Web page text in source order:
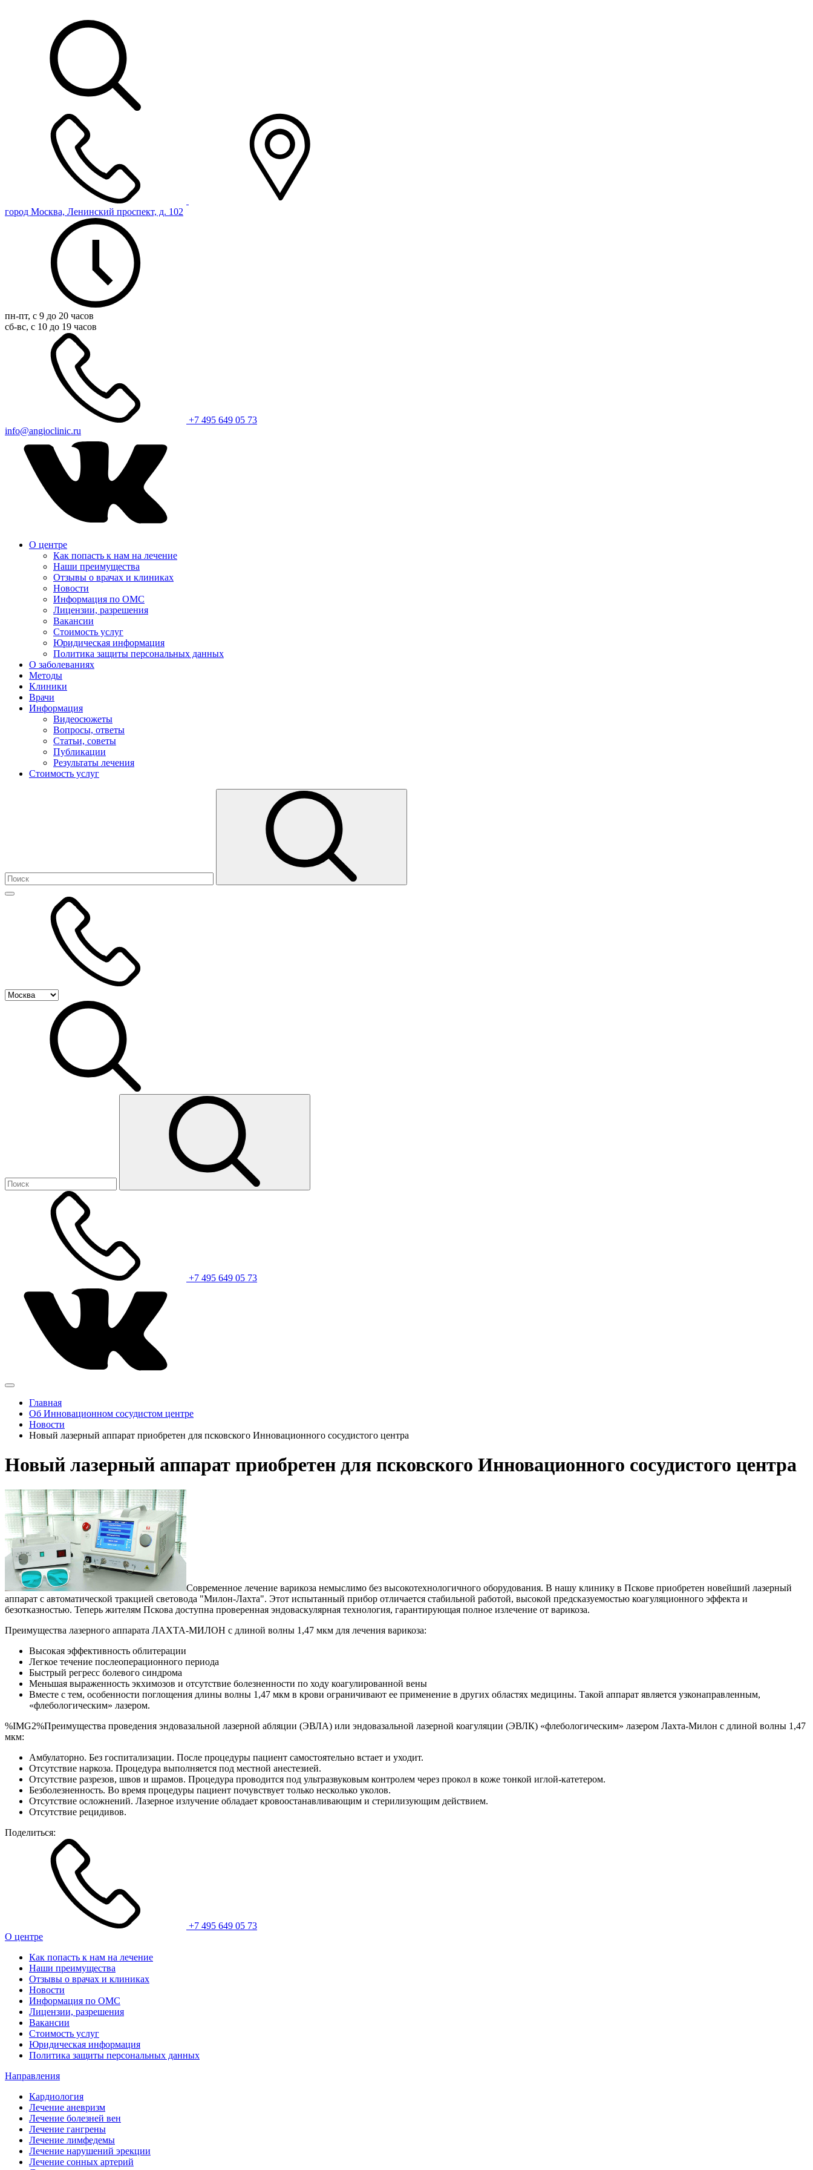
город Москва, Ленинский проспект, д. 102
пн-пт, с 9 до 20 часов
сб-вс, с 10 до 19 часов
+7 495 649 05 73
info@angioclinic.ru
О центре
Как попасть к нам на лечение
Наши преимущества
Отзывы о врачах и клиниках
Новости
Информация по ОМС
Лицензии, разрешения
Вакансии
Стоимость услуг
Юридическая информация
Политика защиты персональных данных
О заболеваниях
Методы
Клиники
Врачи
Информация
Видеосюжеты
Вопросы, ответы
Статьи, советы
Публикации
Результаты лечения
Стоимость услуг
+7 495 649 05 73
Главная
Об Инновационном сосудистом центре
Новости
Новый лазерный аппарат приобретен для псковского Инновационного сосудистого центра
Новый лазерный аппарат приобретен для псковского Инновационного сосудистого центра
Современное лечение варикоза немыслимо без высокотехнологичного оборудования. В нашу клинику в Пскове приобретен новейший лазерный
аппарат с автоматической тракцией световода "Милон-Лахта". Этот испытанный прибор отличается стабильной работой, высокой предсказуемостью коагуляционного эффекта и
безотказностью. Теперь жителям Пскова доступна проверенная эндоваскулярная технология, гарантирующая полное излечение от варикоза.
Преимущества лазерного аппарата ЛАХТА-МИЛОН с длиной волны 1,47 мкм для лечения варикоза:
Высокая эффективность облитерации
Легкое течение послеоперационного периода
Быстрый регресс болевого синдрома
Меньшая выраженность экхимозов и отсутствие болезненности по ходу коагулированной вены
Вместе с тем, особенности поглощения длины волны 1,47 мкм в крови ограничивают ее применение в других областях медицины. Такой аппарат является узконаправленным,
«флебологическим» лазером.
%IMG2%Преимущества проведения эндовазальной лазерной абляции (ЭВЛА) или эндовазальной лазерной коагуляции (ЭВЛК) «флебологическим» лазером Лахта-Милон с длиной волны 1,47
мкм:
Амбулаторно. Без госпитализации. После процедуры пациент самостоятельно встает и уходит.
Отсутствие наркоза. Процедура выполняется под местной анестезией.
Отсутствие разрезов, швов и шрамов. Процедура проводится под ультразвуковым контролем через прокол в коже тонкой иглой-катетером.
Безболезненность. Во время процедуры пациент почувствует только несколько уколов.
Отсутствие осложнений. Лазерное излучение обладает кровоостанавливающим и стерилизующим действием.
Отсутствие рецидивов.
Поделиться:
+7 495 649 05 73
О центре
Как попасть к нам на лечение
Наши преимущества
Отзывы о врачах и клиниках
Новости
Информация по ОМС
Лицензии, разрешения
Вакансии
Стоимость услуг
Юридическая информация
Политика защиты персональных данных
Направления
Кардиология
Лечение аневризм
Лечение болезней вен
Лечение гангрены
Лечение лимфедемы
Лечение нарушений эрекции
Лечение сонных артерий